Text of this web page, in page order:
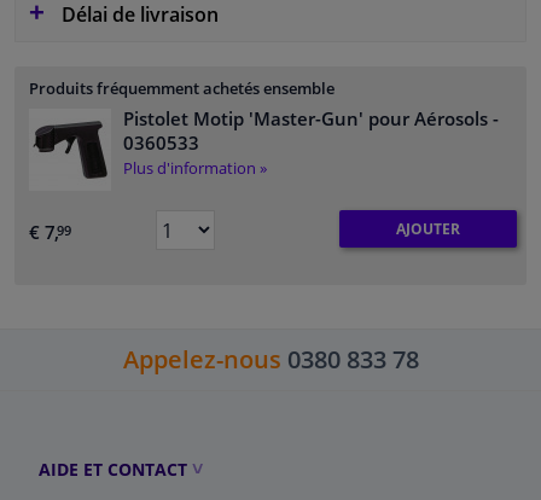
Délai de livraison
Produits fréquemment achetés ensemble
Pistolet Motip 'Master-Gun' pour Aérosols -
0360533
Plus d'information »
€ 7,99 AJOUTER
Appelez-nous 0380 833 78
AIDE ET CONTACT